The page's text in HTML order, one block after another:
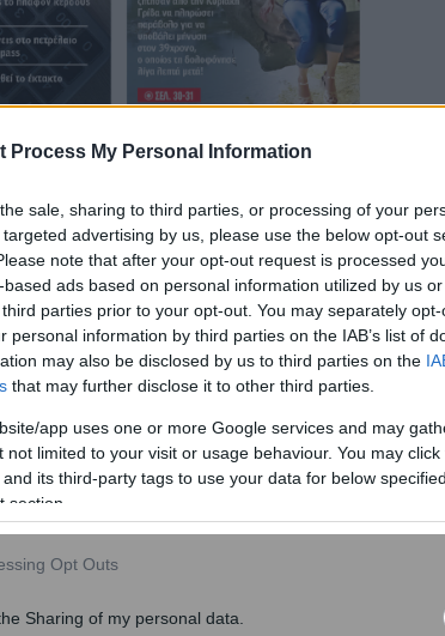
Process My Personal Information
sale, sharing to third parties, or processing of your
advertising by us, please use the below opt-out
note that after your opt-out request is processed
ads based on personal information utilized by us
parties prior to your opt-out. You may separately
personal information by third parties on the IAB’s list of
may also be disclosed by us to third parties on the
that may further disclose it to other third parties.
app uses one or more Google services and may
not limited to your visit or usage behaviour. You may
its third-party tags to use your data for below
section.
Opt Outs
Sharing of my personal data.
αυτήν την Κυριακή, ηRealnews.